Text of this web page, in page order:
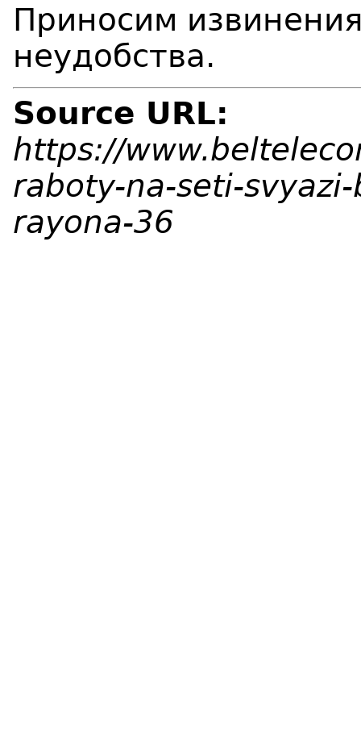
Приносим
неудобства.
Source URL:
https://
raboty-na-seti-
rayona-36